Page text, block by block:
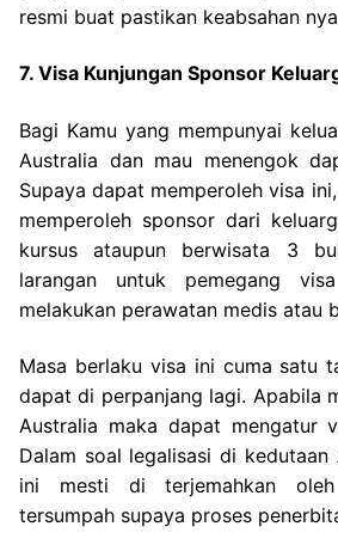
resmi buat pastikan keabsahan
7. Visa Kunjungan Sponsor
Bagi Kamu yang mempunyai
Australia dan mau menengok
Supaya dapat memperoleh visa
memperoleh sponsor dari
kursus ataupun berwisata 3
larangan untuk pemegang
melakukan perawatan medis atau
Masa berlaku visa ini cuma satu
dapat di perpanjang lagi. Apabila
Australia maka dapat mengatur
Dalam soal legalisasi di kedutaan
ini mesti di terjemahkan oleh
tersumpah supaya proses